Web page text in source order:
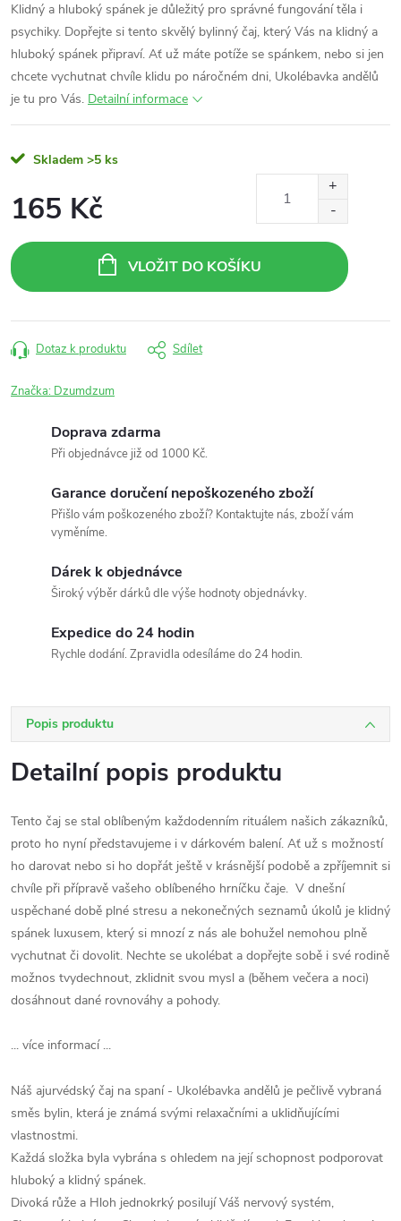
Klidný a hluboký spánek je důležitý pro správné fungování těla i
psychiky. Dopřejte si tento skvělý bylinný čaj, který Vás na klidný a
hluboký spánek připraví. Ať už máte potíže se spánkem, nebo si jen
chcete vychutnat chvíle klidu po náročném dni, Ukolébavka andělů
je tu pro Vás. Detailní informace
Skladem >5 ks
165 Kč
cena:
VLOŽIT DO KOŠÍKU
Dotaz k produktu Sdílet
Značka: Dzumdzum
Doprava zdarma
Při objednávce již od 1000 Kč.
Garance doručení nepoškozeného zboží
Přišlo vám poškozeného zboží? Kontaktujte nás, zboží vám
vyměníme.
Dárek k objednávce
Široký výběr dárků dle výše hodnoty objednávky.
Expedice do 24 hodin
Rychle dodání. Zpravidla odesíláme do 24 hodin.
Popis produktu
Detailní popis produktu
Tento čaj se stal oblíbeným každodenním rituálem našich zákazníků,
proto ho nyní představujeme i v dárkovém balení. Ať už s možností
ho darovat nebo si ho dopřát ještě v krásnější podobě a zpříjemnit si
chvíle při přípravě vašeho oblíbeného hrníčku čaje. V dnešní
uspěchané době plné stresu a nekonečných seznamů úkolů je klidný
spánek luxusem, který si mnozí z nás ale bohužel nemohou plně
vychutnat či dovolit. Nechte se ukolébat a dopřejte sobě i své rodině
možnos tvydechnout, zklidnit svou mysl a (během večera a noci)
dosáhnout dané rovnováhy a pohody.
... více informací ...
Náš ajurvédský čaj na spaní - Ukolébavka andělů je pečlivě vybraná
směs bylin, která je známá svými relaxačními a uklidňujícími
vlastnostmi.
Každá složka byla vybrána s ohledem na její schopnost podporovat
hluboký a klidný spánek.
Divoká růže a Hloh jednokrký posilují Váš nervový systém,